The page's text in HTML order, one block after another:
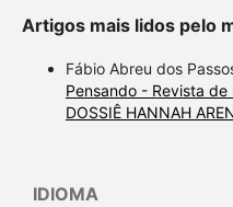
Artigos mais lidos pelo
Fábio Abreu dos
Pensando - Revista
DOSSIÊ HANNAH
IDIOMA